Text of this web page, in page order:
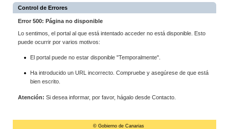
Control de Errores
Error 500: Página no disponible
Lo sentimos, el portal al que está intentado acceder no está disponible. Esto
puede ocurrir por varios motivos:
El portal puede no estar disponible "Temporalmente".
Ha introducido un URL incorrecto. Compruebe y asegúrese de que está
bien escrito.
Atención: Si desea informar, por favor, hágalo desde Contacto.
© Gobierno de Canarias